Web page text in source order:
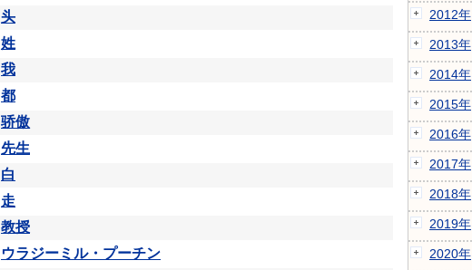
头
姓
我
都
骄傲
先生
白
走
教授
ウラジーミル・プーチン
2012年
2013年
2014年
2015年
2016年
2017年
2018年
2019年
2020年